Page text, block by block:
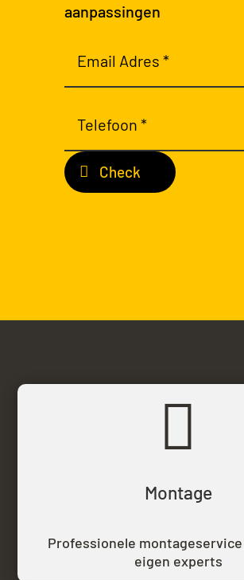
aanpassingen
Check

Montage
Professionele
eigen experts